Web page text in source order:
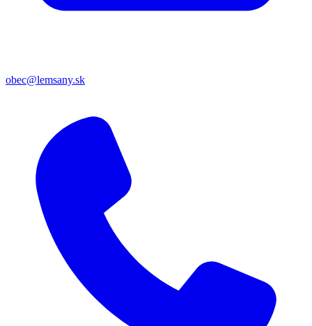
obec@lemsany.sk